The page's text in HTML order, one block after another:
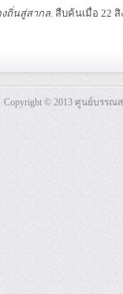
ถิ่นสู่สากล. สืบค้นเมื่อ 22
Copyright © 2013 ศูนย์บรร